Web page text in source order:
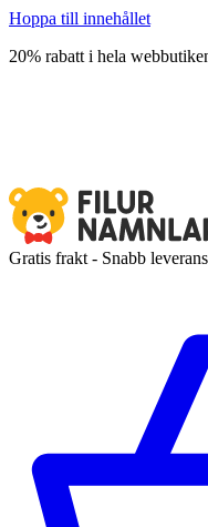
Hoppa till innehållet
20% rabatt i hela
Gratis frakt - Snabb